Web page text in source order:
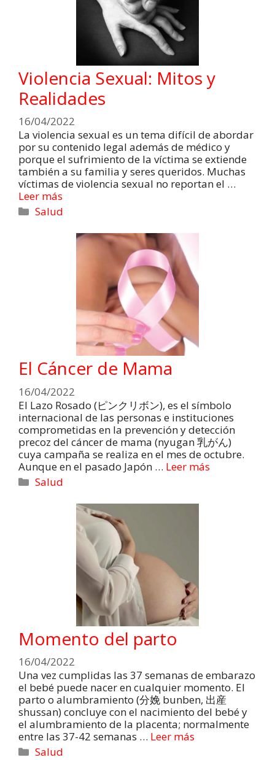
Violencia Sexual: Mitos y
Realidades
16/04/2022
La violencia sexual es un tema difícil de abordar
por su contenido legal además de médico y
porque el sufrimiento de la víctima se extiende
también a su familia y seres queridos. Muchas
víctimas de violencia sexual no reportan el …
Leer más
Salud
El Cáncer de Mama
16/04/2022
El Lazo Rosado (ピンクリボン), es el símbolo
internacional de las personas e instituciones
comprometidas en la prevención y detección
precoz del cáncer de mama (nyugan 乳がん)
cuya campaña se realiza en el mes de octubre.
Aunque en el pasado Japón … Leer más
Salud
Momento del parto
16/04/2022
Una vez cumplidas las 37 semanas de embarazo
el bebé puede nacer en cualquier momento. El
parto o alumbramiento (分娩 bunben, 出産
shussan) concluye con el nacimiento del bebé y
el alumbramiento de la placenta; normalmente
entre las 37-42 semanas … Leer más
Salud